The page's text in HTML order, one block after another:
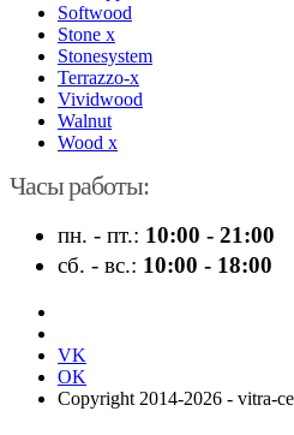
Softwood
Stone x
Stonesystem
Terrazzo-x
Vividwood
Walnut
Wood x
Часы работы:
пн. - пт.: 10:00 - 21:00
сб. - вс.: 10:00 - 18:00
VK
OK
Copyright 2014-2026 - vitra-